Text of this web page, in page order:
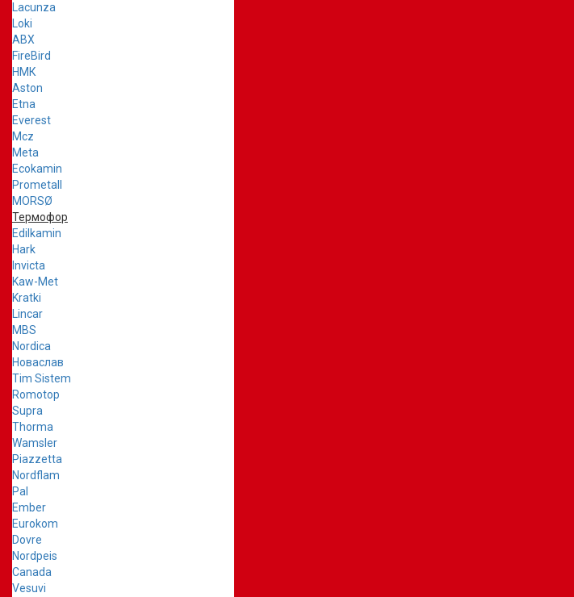
Lacunza
Loki
ABX
FireBird
НМК
Aston
Etna
Everest
Mcz
Meta
Ecokamin
Prometall
MORSØ
Термофор
Edilkamin
Hark
Invicta
Kaw-Met
Kratki
Lincar
MBS
Nordica
Новаслав
Tim Sistem
Romotop
Supra
Thorma
Wamsler
Piazzetta
Nordflam
Pal
Ember
Eurokom
Dovre
Nordpeis
Canada
Vesuvi